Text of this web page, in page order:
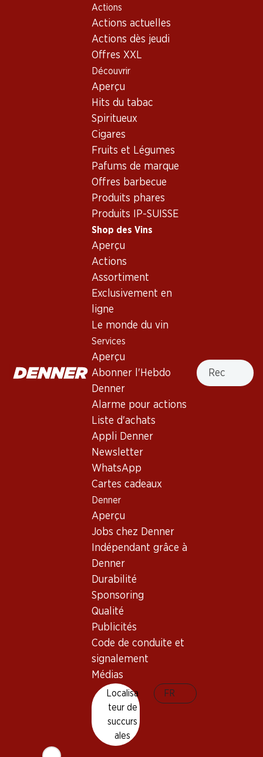
Actions
Actions actuelles
Actions dès jeudi
Offres XXL
Découvrir
Aperçu
Hits du tabac
Spiritueux
Cigares
Fruits et Légumes
Pafums de marque
Offres barbecue
Produits phares
Produits IP-SUISSE
Shop des Vins
Aperçu
Actions
Assortiment
Exclusivement en
ligne
Le monde du vin
Services
Aperçu
Abonner l'Hebdo
Denner
Alarme pour actions
Liste d'achats
Appli Denner
Newsletter
WhatsApp
Cartes cadeaux
Denner
Aperçu
Jobs chez Denner
Indépendant grâce à
Denner
Durabilité
Sponsoring
Qualité
Publicités
Code de conduite et
signalement
Médias
Localisa
teur de
succurs
ales
FR
Recherche
Shop des Vins
USA
Californie
Geyser Peak Cabernet Sauvignon
Geyser Peak Cabernet
Californie, 2012
USA, Californie, 2012, 75 cl
Bon à savoir
Empreinte carbone